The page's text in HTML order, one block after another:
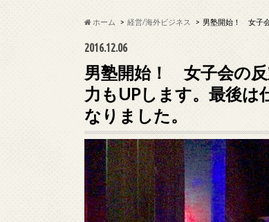
ホーム 経営/海外ビジネス 男塾開始！ 女子
2016.12.06
男塾開始！ 女子会の
力もUPします。最後は
なりました。